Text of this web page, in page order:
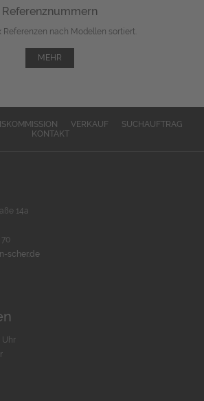
Referenznummern
Referenzen nach Modellen sortiert.
MEHR
VERKAUF
SUCHAUFTRAG
KONTAKT
14a
scher.de
Uhr